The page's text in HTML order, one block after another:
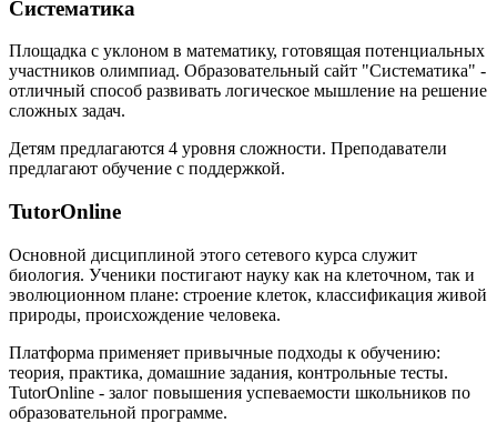
Систематика
Площадка с уклоном в математику, готовящая потенциальных
участников олимпиад. Образовательный сайт "Систематика" -
отличный способ развивать логическое мышление на решение
сложных задач.
Детям предлагаются 4 уровня сложности. Преподаватели
предлагают обучение с поддержкой.
TutorOnline
Основной дисциплиной этого сетевого курса служит
биология. Ученики постигают науку как на клеточном, так и
эволюционном плане: строение клеток, классификация живой
природы, происхождение человека.
Платформа применяет привычные подходы к обучению:
теория, практика, домашние задания, контрольные тесты.
TutorOnline - залог повышения успеваемости школьников по
образовательной программе.